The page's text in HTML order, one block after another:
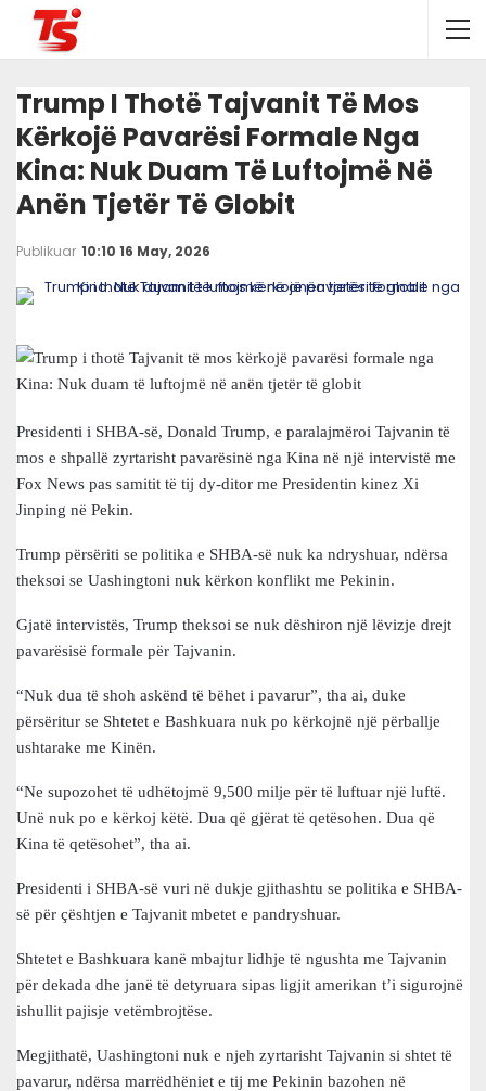
Trump I Thotë Tajvanit Të Mos
Kërkojë Pavarësi Formale Nga
Kina: Nuk Duam Të Luftojmë Në
Anën Tjetër Të Globit
Publikuar 10:10 16 May, 2026
Presidenti i SHBA-së, Donald Trump, e paralajmëroi Tajvanin të
mos e shpallë zyrtarisht pavarësinë nga Kina në një intervistë me
Fox News pas samitit të tij dy-ditor me Presidentin kinez Xi
Jinping në Pekin.
Trump përsëriti se politika e SHBA-së nuk ka ndryshuar, ndërsa
theksoi se Uashingtoni nuk kërkon konflikt me Pekinin.
Gjatë intervistës, Trump theksoi se nuk dëshiron një lëvizje drejt
pavarësisë formale për Tajvanin.
“Nuk dua të shoh askënd të bëhet i pavarur”, tha ai, duke
përsëritur se Shtetet e Bashkuara nuk po kërkojnë një përballje
ushtarake me Kinën.
“Ne supozohet të udhëtojmë 9,500 milje për të luftuar një luftë.
Unë nuk po e kërkoj këtë. Dua që gjërat të qetësohen. Dua që
Kina të qetësohet”, tha ai.
Presidenti i SHBA-së vuri në dukje gjithashtu se politika e SHBA-
së për çështjen e Tajvanit mbetet e pandryshuar.
Shtetet e Bashkuara kanë mbajtur lidhje të ngushta me Tajvanin
për dekada dhe janë të detyruara sipas ligjit amerikan t’i sigurojnë
ishullit pajisje vetëmbrojtëse.
Megjithatë, Uashingtoni nuk e njeh zyrtarisht Tajvanin si shtet të
pavarur, ndërsa marrëdhëniet e tij me Pekinin bazohen në